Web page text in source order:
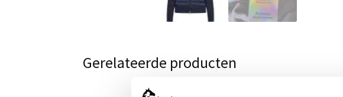
Gerelateerde producten